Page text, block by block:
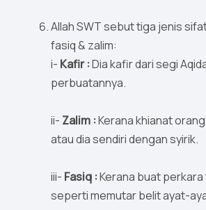
Allah SWT sebut tiga jenis
fasiq & zalim:
i- Kafir :Dia kafir dari segi
perbuatannya.
ii- Zalim :Kerana khianat
atau dia sendiri dengan syirik.
iii- Fasiq :Kerana buat perkara
seperti memutar belit ayat-